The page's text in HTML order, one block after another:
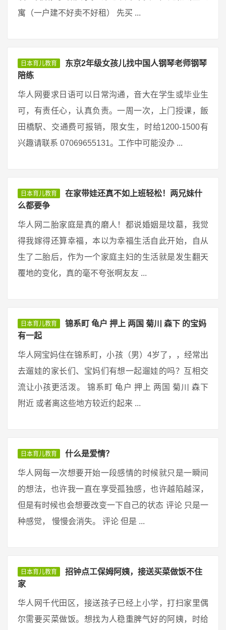
寓（一户建不好卖不好租） 先买 ...
日本育儿教育
东京2年级女孩儿找中国人钢琴老师钢琴
陪练
华人网要求日语可以日常沟通，音大在学生或毕业生
可，有责任心，认真负责。一周一次，上门授课，飯
田橋駅、交通费可报销，限女生，时给1200-1500有
兴趣请联系 07069655131。工作中可能没办 ...
日本育儿教育
在家带娃还真不如上班轻松！两兄妹什
么都要争
华人网二胎家庭是真的磨人！都说婚姻是坟墓，我觉
得我嫁得还算幸福，本以为幸福生活自此开始，自从
生了二胎后，作为一个家庭主妇的生活就是发生翻天
覆地的变化，真的毫不夸张啊友友 ...
日本育儿教育
锦系町 龟户 押上 两国 菊川 森下 的宝妈
有一起
华人网宝妈住在锦系町，小孩（男）4岁了，，经常出
去遛娃的家长们、宝妈们有想一起遛娃的吗？互相交
流让小孩更活泼。 锦系町 龟户 押上 两国 菊川 森下
附近 或者离这些地方较近约起来 ...
日本育儿教育 什么是爱情？
华人网每一次想要开始一段感情的时候就只是一瞬间
的想法，也许我一直在享受孤独感，也许越陷越深，
但是有时候也会想要改变一下自己的状态 评论 只是一
种感觉， 慢慢会消失。 评论 但是 ...
日本育儿教育
招钟点工保姆阿姨，接送买菜做饭不住
家
华人网千代田区，接送孩子已经上小学，打扫家里偶
尔需要买菜做饭。想找为人稳重脾气好的阿姨，时给